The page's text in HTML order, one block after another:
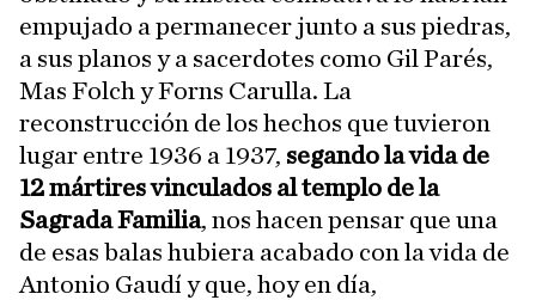
empujado a permanecer junto a sus piedras,
a sus planos y a sacerdotes como Gil Parés,
Mas Folch y Forns Carulla. La
reconstrucción de los hechos que tuvieron
lugar entre 1936 a 1937, segando la vida de
12 mártires vinculados al templo de la
Sagrada Familia, nos hacen pensar que una
de esas balas hubiera acabado con la vida de
Antonio Gaudí y que, hoy en día,